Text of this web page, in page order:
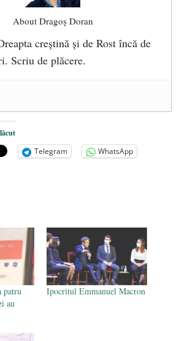
About Dragoș Doran
creștină și de Rost încă de
Scriu de plăcere.
e momentul”
distruge pădurea
pentru summitul climatic
- 14 martie 2025
Telegram
WhatsApp
patru
au
Ipocritul Emmanuel Macron